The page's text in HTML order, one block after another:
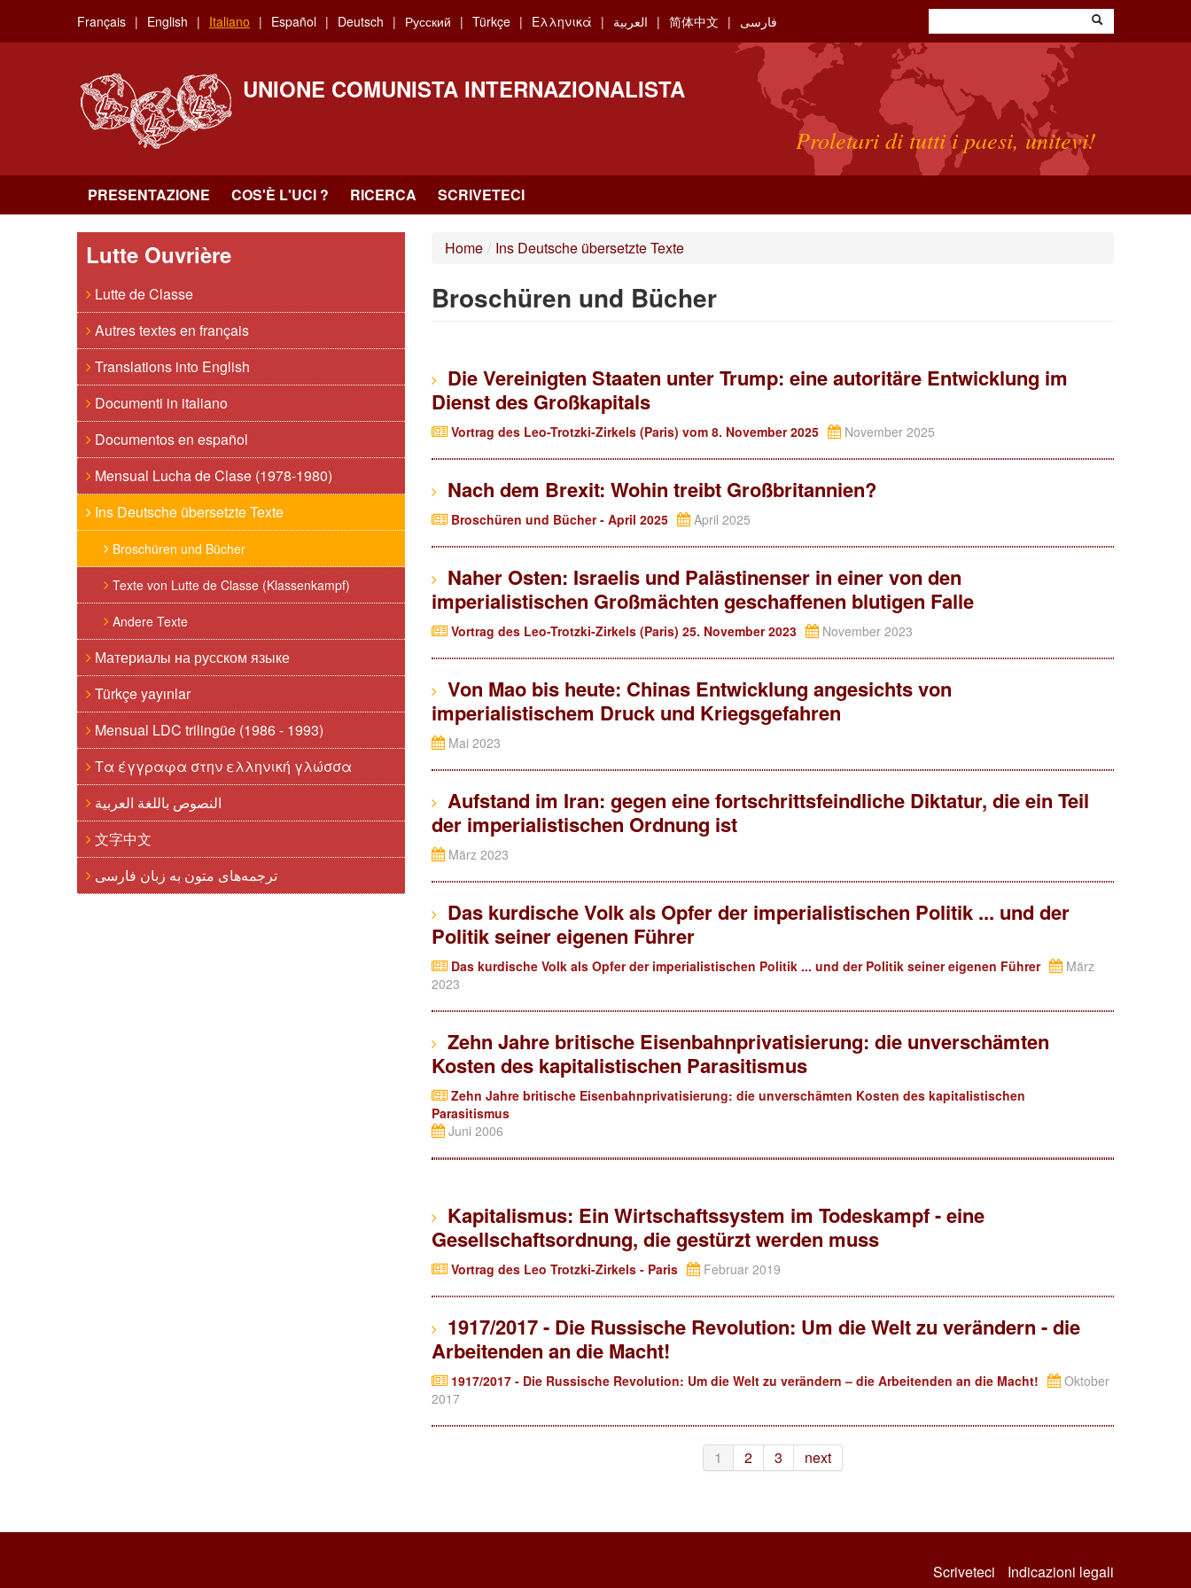
main
Français English Italiano Español Deutsch Русский Türkçe Ελληνικά العربية 简体中文 فارسی
UNIONE COMUNISTA INTERNAZIONALISTA
Proletari di tutti i paesi, unitevi!
PRESENTAZIONE COS'È L'UCI ? RICERCA SCRIVETECI
Lutte Ouvrière
Lutte de Classe
Autres textes en français
Translations into English
Documenti in italiano
Documentos en español
Mensual Lucha de Clase (1978-1980)
Ins Deutsche übersetzte Texte
Broschüren und Bücher
Texte von Lutte de Classe (Klassenkampf)
Andere Texte
Материалы на русском языке
Türkçe yayınlar
Mensual LDC trilingüe (1986 - 1993)
Τα έγγραφα στην ελληνική γλώσσα
النصوص باللغة العربية
文字中文
ترجمه‌های متون به زبان فارسی
Home / Ins Deutsche übersetzte Texte
Broschüren und Bücher
Die Vereinigten Staaten unter Trump: eine autoritäre Entwicklung im
Dienst des Großkapitals
Vortrag des Leo-Trotzki-Zirkels (Paris) vom 8. November 2025 November 2025
Nach dem Brexit: Wohin treibt Großbritannien?
Broschüren und Bücher - April 2025 April 2025
Naher Osten: Israelis und Palästinenser in einer von den
imperialistischen Großmächten geschaffenen blutigen Falle
Vortrag des Leo-Trotzki-Zirkels (Paris) 25. November 2023 November 2023
Von Mao bis heute: Chinas Entwicklung angesichts von
imperialistischem Druck und Kriegsgefahren
Mai 2023
Aufstand im Iran: gegen eine fortschrittsfeindliche Diktatur, die ein Teil
der imperialistischen Ordnung ist
März 2023
Das kurdische Volk als Opfer der imperialistischen Politik ... und der
Politik seiner eigenen Führer
Das kurdische Volk als Opfer der imperialistischen Politik ... und der Politik seiner eigenen Führer
März
2023
Zehn Jahre britische Eisenbahnprivatisierung: die unverschämten
Kosten des kapitalistischen Parasitismus
Zehn Jahre britische Eisenbahnprivatisierung: die unverschämten Kosten des kapitalistischen
Parasitismus
Juni 2006
Kapitalismus: Ein Wirtschaftssystem im Todeskampf - eine
Gesellschaftsordnung, die gestürzt werden muss
Vortrag des Leo Trotzki-Zirkels - Paris Februar 2019
1917/2017 - Die Russische Revolution: Um die Welt zu verändern - die
Arbeitenden an die Macht!
1917/2017 - Die Russische Revolution: Um die Welt zu verändern – die Arbeitenden an die Macht!
Oktober
2017
1 2 3 next
Scriveteci Indicazioni legali